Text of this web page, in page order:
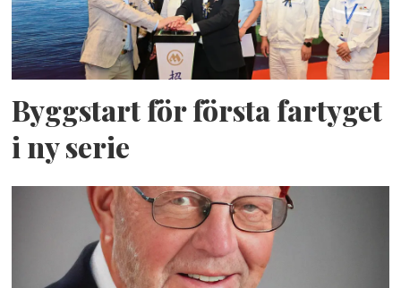
Byggstart för första fartyget
i ny serie